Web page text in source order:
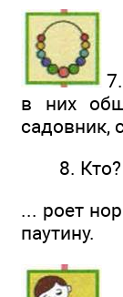
в них
садовник,
8. Кто?
... роет
паутину.